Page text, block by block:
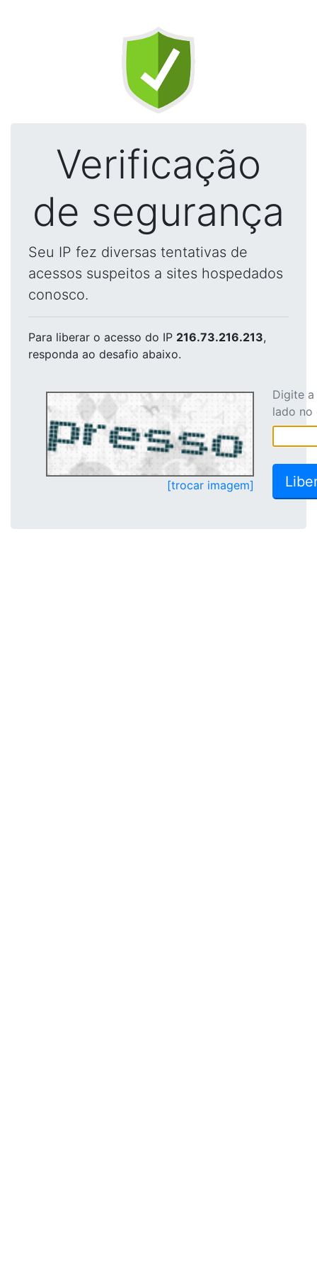
Verificação
de segurança
Seu IP fez diversas tentativas de
acessos suspeitos a sites hospedados
conosco.
Para liberar o acesso do IP 216.73.216.213,
responda ao desafio abaixo.
[trocar imagem]
Digite
lado no